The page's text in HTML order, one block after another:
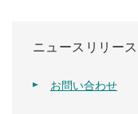
ニュースリリー
お問い合わせ